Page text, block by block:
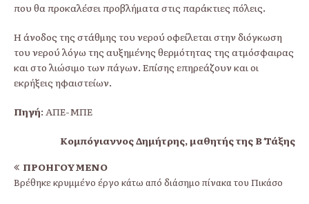
που θα προκαλέσει προβλήματα στις παράκτιες πόλεις.
Η άνοδος της στάθμης του νερού οφείλεται στην διόγκωση
του νερού λόγω της αυξημένης θερμότητας της ατμόσφαιρας
και στο λιώσιμο των πάγων. Επίσης επηρεάζουν και οι
εκρήξεις ηφαιστείων.
Πηγή: ΑΠΕ-ΜΠΕ
Κομπόγιαννος Δημήτρης, μαθητής της Β΄ Τάξης
ΠΡΟΗΓΟΎΜΕΝΟ
Βρέθηκε κρυμμένο έργο κάτω από διάσημο πίνακα του Πικάσο